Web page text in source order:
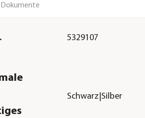
5329107
Schwarz|Silber